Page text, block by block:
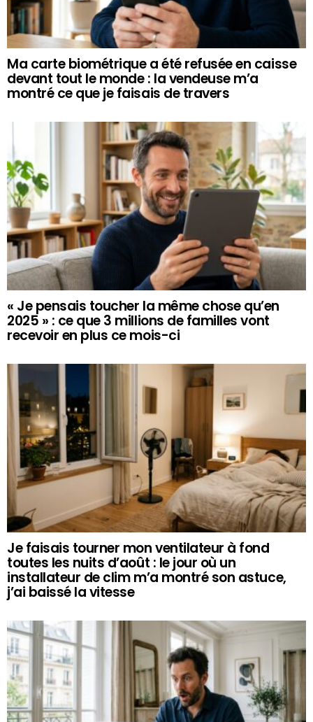
Ma carte biométrique a été refusée en caisse
devant tout le monde : la vendeuse m’a
montré ce que je faisais de travers
« Je pensais toucher la même chose qu’en
2025 » : ce que 3 millions de familles vont
recevoir en plus ce mois-ci
Je faisais tourner mon ventilateur à fond
toutes les nuits d’août : le jour où un
installateur de clim m’a montré son astuce,
j’ai baissé la vitesse